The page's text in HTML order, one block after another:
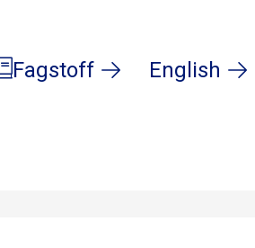
Fagstoff English